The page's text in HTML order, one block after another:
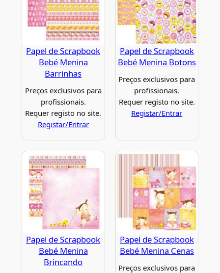
Papel de Scrapbook
Bebé Menina
Barrinhas
Preços exclusivos para
profissionais.
Requer registo no site.
Registar/Entrar
Papel de Scrapbook
Bebé Menina Botons
Preços exclusivos para
profissionais.
Requer registo no site.
Registar/Entrar
Papel de Scrapbook
Bebé Menina
Brincando
Papel de Scrapbook
Bebé Menina Cenas
Preços exclusivos para